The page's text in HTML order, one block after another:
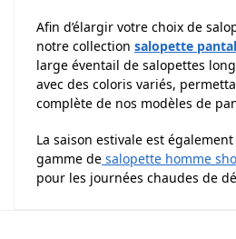
Afin d’élargir votre choix de
notre collection salopette
large éventail de salopettes
avec des coloris variés,
complète de nos modèles de
La saison estivale est
gamme de salopette homme
pour les journées chaudes de